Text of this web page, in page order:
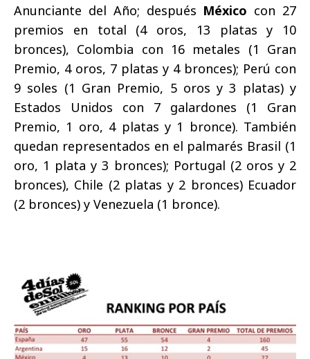
Anunciante del Año; después México con 27
premios en total (4 oros, 13 platas y 10
bronces), Colombia con 16 metales (1 Gran
Premio, 4 oros, 7 platas y 4 bronces); Perú con
9 soles (1 Gran Premio, 5 oros y 3 platas) y
Estados Unidos con 7 galardones (1 Gran
Premio, 1 oro, 4 platas y 1 bronce). También
quedan representados en el palmarés Brasil (1
oro, 1 plata y 3 bronces); Portugal (2 oros y 2
bronces), Chile (2 platas y 2 bronces) Ecuador
(2 bronces) y Venezuela (1 bronce).